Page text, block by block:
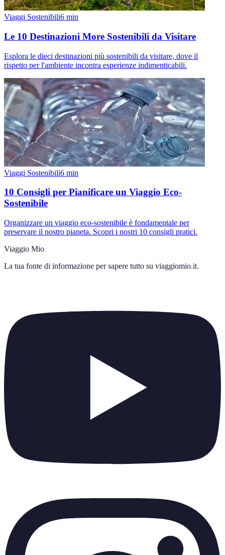
Viaggi Sostenibili6 min
Le 10 Destinazioni More Sostenibili da Visitare
Esplora le dieci destinazioni più sostenibili da visitare, dove il
rispetto per l'ambiente incontra esperienze indimenticabili.
Viaggi Sostenibili6 min
10 Consigli per Pianificare un Viaggio Eco-
Sostenibile
Organizzare un viaggio eco-sostenibile è fondamentale per
preservare il nostro pianeta. Scopri i nostri 10 consigli pratici.
Viaggio Mio
La tua fonte di informazione per sapere tutto su viaggiomio.it.